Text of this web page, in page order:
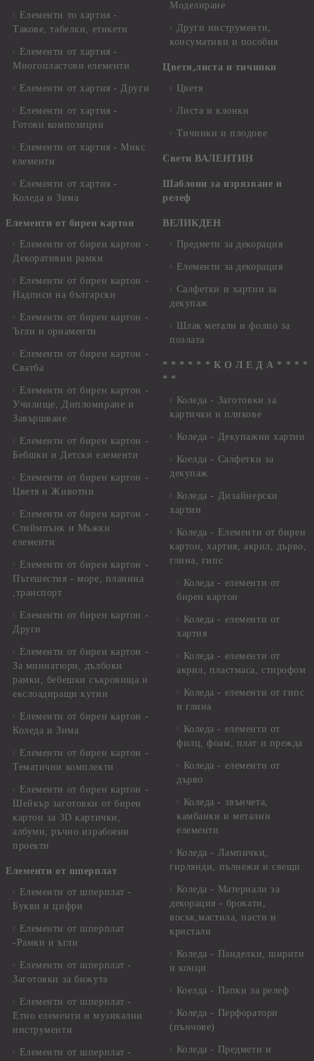
Елементи то хартия -
Такове, табелки, етикети
Елементи от хартия -
Многопластови елементи
Елементи от хартия - Други
Елементи от хартия -
Готови композиции
Елементи от хартия - Микс
елементи
Елементи от хартия -
Коледа и Зима
Елементи от бирен картон
Елементи от бирен картон -
Декоративни рамки
Елементи от бирен картон -
Надписи на български
Елементи от бирен картон -
Ъгли и орнаменти
Елементи от бирен картон -
Сватба
Елементи от бирен картон -
Училище, Дипломиране и
Завършване
Елементи от бирен картон -
Бебшки и Детски елементи
Елементи от бирен картон -
Цветя и Животни
Елементи от бирен картон -
Стиймпънк и Мъжки
елементи
Елементи от бирен картон -
Пътешестия - море, планина
,транспорт
Елементи от бирен картон -
Други
Елементи от бирен картон -
За миниатюри, дълбоки
рамки, бебешки съкровища и
екслоадиращи кутии
Елементи от бирен картон -
Коледа и Зима
Елементи от бирен картон -
Тематични комплекти
Елементи от бирен картон -
Шейкър заготовки от бирен
картон за 3D картички,
албуми, ръчно израбоени
проекти
Елементи от шперплат
Елементи от шперплат -
Букви и цифри
Елементи от шперплат
-Рамки и ъгли
Елементи от шперплат -
Заготовки за бижута
Елементи от шперплат -
Етно елементи и музикални
инструменти
Елементи от шперплат -
Моделиране
Други инструменти,
консумативи и пособия
Цветя,листа и тичинки
Цветя
Листа и клонки
Тичинки и плодове
Свети ВАЛЕНТИН
Шаблони за изрязване и
релеф
ВЕЛИКДЕН
Предмети за декорация
Елементи за декорация
Салфетки и хартии за
декупаж
Шлак метали и фолио за
позлата
* * * * * * К О Л Е Д А * * * *
* *
Коледа - Заготовки за
картички и пликове
Коледа - Декупажни хартии
Коелда - Салфетки за
декупаж
Коледа - Дизайнерски
хартии
Коледа - Eлементи от бирен
картон, хартия, акрил, дърво,
глина, гипс
Коледа - елементи от
бирен картон
Коледа - елементи от
хартия
Коледа - елементи от
акрил, пластмаса, стирофом
Коледа - елементи от гипс
и глина
Коледа - елементи от
филц, фоам, плат и прежда
Коледа - елементи от
дърво
Коледа - звънчета,
камбанки и метални
елементи
Коледа - Лампички,
гирлянди, пълнежи и свещи
Коледа - Материали за
декорация - брокати,
восък,мастила, пасти и
кристали
Коледа - Панделки, ширити
и конци
Коелда - Папки за релеф
Коледа - Перфоратори
(пънчове)
Коледа - Предмети и